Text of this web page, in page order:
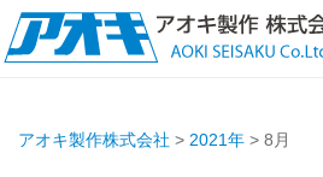
アオキ製作株式会社 > 2021年 > 8月